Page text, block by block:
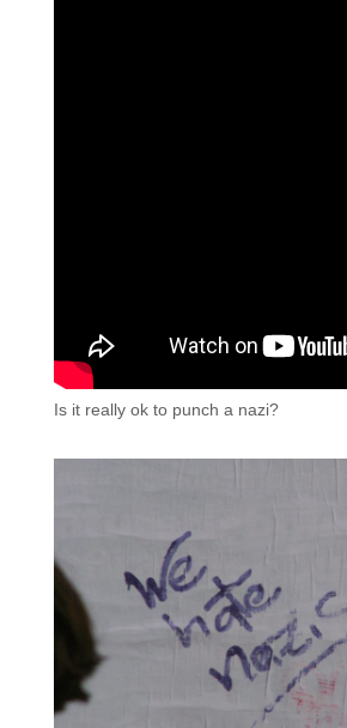
Is it really ok to punch a nazi?